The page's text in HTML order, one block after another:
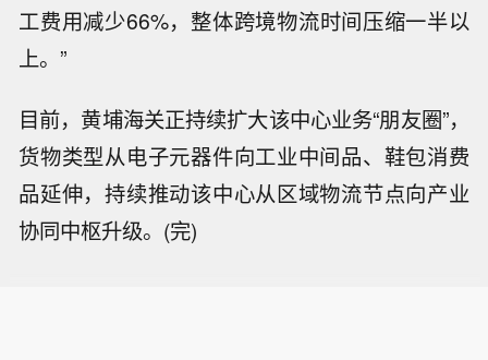
工费用减少66%，整体跨境物流时间压缩一半以
上。”
目前，黄埔海关正持续扩大该中心业务“朋友圈”，
货物类型从电子元器件向工业中间品、鞋包消费
品延伸，持续推动该中心从区域物流节点向产业
协同中枢升级。(完)